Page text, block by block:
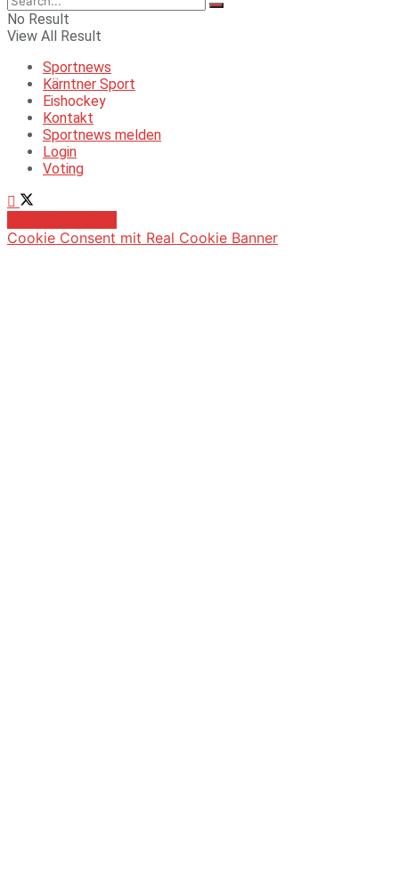
No Result
View All Result
Sportnews
Kärntner Sport
Eishockey
Kontakt
Sportnews melden
Login
Voting
Cookie Consent mit Real Cookie Banner